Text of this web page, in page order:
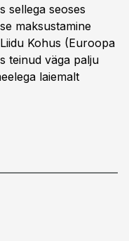
sellega seoses
maksustamine
Kohus (Euroopa
teinud väga palju
laiemalt